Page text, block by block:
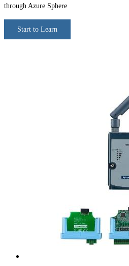
through Azure Sphere
Start to Learn